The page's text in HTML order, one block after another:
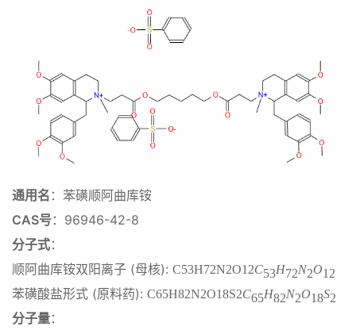
通用名 ：苯磺顺阿曲库铵
CAS号：96946-42-8
分子式：
顺阿曲库铵双阳离子 (母核): C53H72N2O12C53H72N2O12
苯磺酸盐形式 (原料药): C65H82N2O18S2C65H82N2O18S2
分子量：